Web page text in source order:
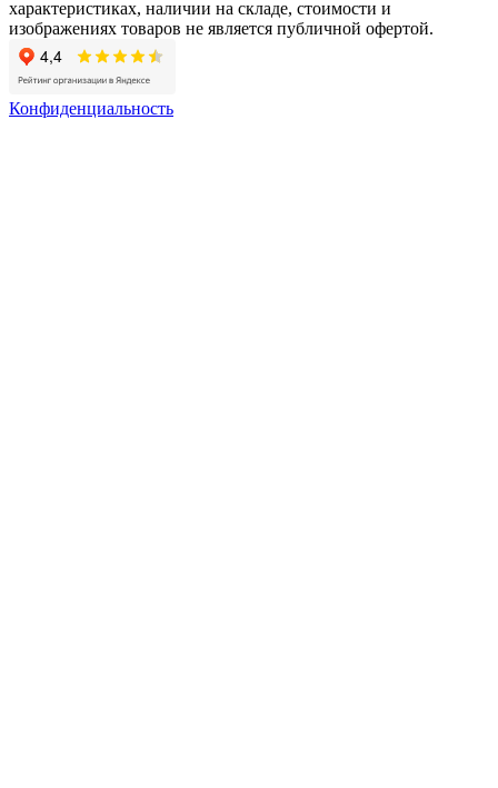
характеристиках, наличии на складе, стоимости и
изображениях товаров не является публичной офертой.
Конфиденциальность